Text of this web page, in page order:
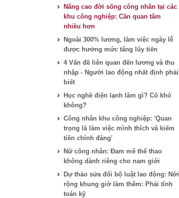
Nâng cao đời sống công nhân tại các
khu công nghiệp: Cần quan tâm
nhiều hơn
Ngoài 300% lương, làm việc ngày lễ
được hưởng mức tăng lũy tiến
4 Vấn đề liên quan đến lương và thu
nhập - Người lao động nhất định phải
biết
Học nghề điện lạnh làm gì? Có khó
không?
Công nhân khu công nghiệp: 'Quan
trọng là làm việc mình thích và kiếm
tiền chính đáng'
Nữ công nhân: Đam mê thể thao
không dành riêng cho nam giới
Dự thảo sửa đổi bộ luật lao động: Nới
rộng khung giờ làm thêm: Phải tính
toán kỹ